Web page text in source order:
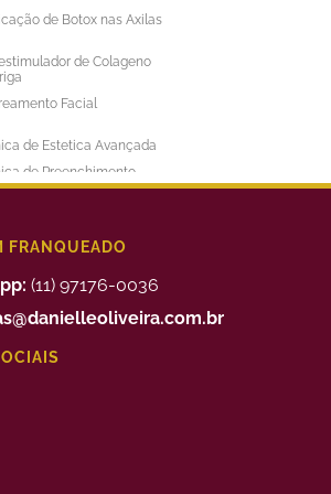
de Botox nas Axilas
de Colageno
Facial
de Estetica Avançada
de Preenchimento
a Laser Masculina
Facial Valor
da Alopecia
de Celulite nas
FRANQUEADO
(11) 97176-0036